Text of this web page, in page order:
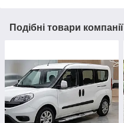
Подібні товари компанії